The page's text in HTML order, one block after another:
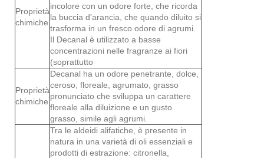
Proprietà
chimiche
incolore con un odore forte, che ricorda
la buccia d'arancia, che quando diluito si
trasforma in un fresco odore di agrumi.
Il Decanal è utilizzato a basse
concentrazioni nelle fragranze ai fiori
(soprattutto
Proprietà
chimiche
Decanal ha un odore penetrante, dolce,
ceroso, floreale, agrumato, grasso
pronunciato che sviluppa un carattere
floreale alla diluizione e un gusto
grasso, simile agli agrumi.
Tra le aldeidi alifatiche, è presente in
natura in una varietà di oli essenziali e
prodotti di estrazione: citronella,